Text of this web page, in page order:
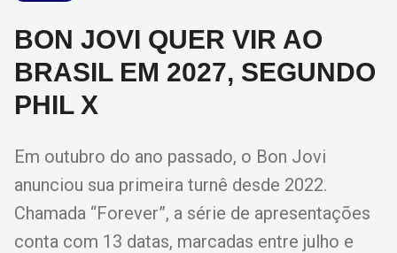
BON JOVI QUER VIR AO
BRASIL EM 2027, SEGUNDO
PHIL X
Em outubro do ano passado, o Bon Jovi
anunciou sua primeira turnê desde 2022.
Chamada “Forever”, a série de apresentações
conta com 13 datas, marcadas entre julho e